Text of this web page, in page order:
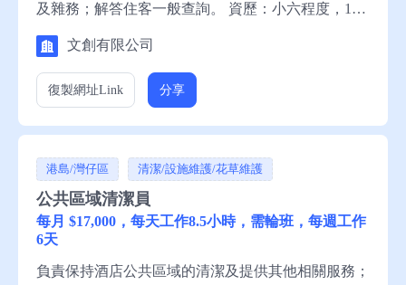
及雜務；解答住客一般查詢。 資歷：小六程度，1年
有關工作經驗，一般粵語，略懂英語，一般中文讀
中心職員。
文創有限公司
復製網址Link 分享
港島/灣仔區 清潔/設施維護/花草維護
公共區域清潔員
每月 $17,000，每天工作8.5小時，需輪班，每週工作
6天
負責保持酒店公共區域的清潔及提供其他相關服務；